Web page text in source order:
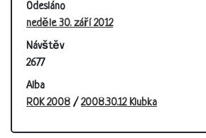
Odesláno
neděle 30. září 2012
Návštěv
2677
Alba
ROK 2008 /2008.30.12 Klubka